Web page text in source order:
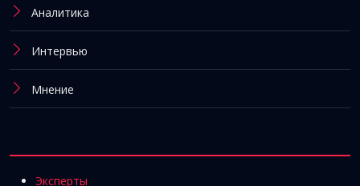
Аналитика
Интервью
Мнение
Эксперты